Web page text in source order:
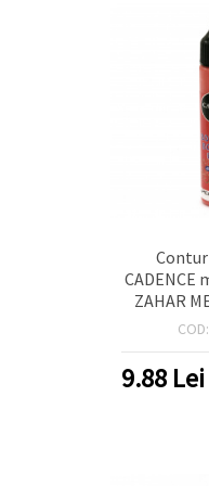
CADENCE
ZAHAR
9.88 Lei